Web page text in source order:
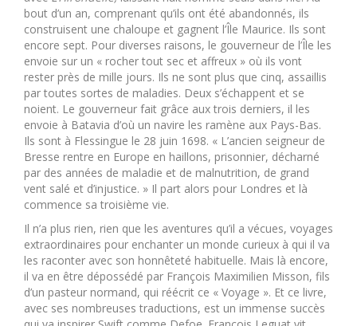
bout d’un an, comprenant qu’ils ont été abandonnés, ils
construisent une chaloupe et gagnent l’Île Maurice. Ils sont
encore sept. Pour diverses raisons, le gouverneur de l’Île les
envoie sur un « rocher tout sec et affreux » où ils vont
rester près de mille jours. Ils ne sont plus que cinq, assaillis
par toutes sortes de maladies. Deux s’échappent et se
noient. Le gouverneur fait grâce aux trois derniers, il les
envoie à Batavia d’où un navire les ramène aux Pays-Bas.
Ils sont à Flessingue le 28 juin 1698. « L’ancien seigneur de
Bresse rentre en Europe en haillons, prisonnier, décharné
par des années de maladie et de malnutrition, de grand
vent salé et d’injustice. » Il part alors pour Londres et là
commence sa troisième vie.
Il n’a plus rien, rien que les aventures qu’il a vécues, voyages
extraordinaires pour enchanter un monde curieux à qui il va
les raconter avec son honnêteté habituelle. Mais là encore,
il va en être dépossédé par François Maximilien Misson, fils
d’un pasteur normand, qui réécrit ce « Voyage ». Et ce livre,
avec ses nombreuses traductions, est un immense succès